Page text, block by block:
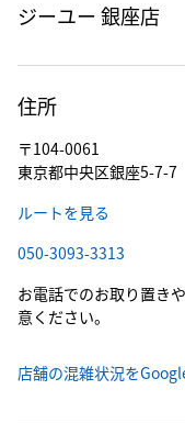
ジーユー 銀座店
住所
〒104-0061
東京都中央区銀座5-7-7
ルートを見る
050-3093-3313
お電話でのお取り置き
意ください。
店舗の混雑状況を